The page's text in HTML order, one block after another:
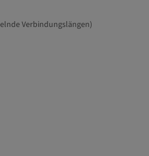
Verbindungslängen)